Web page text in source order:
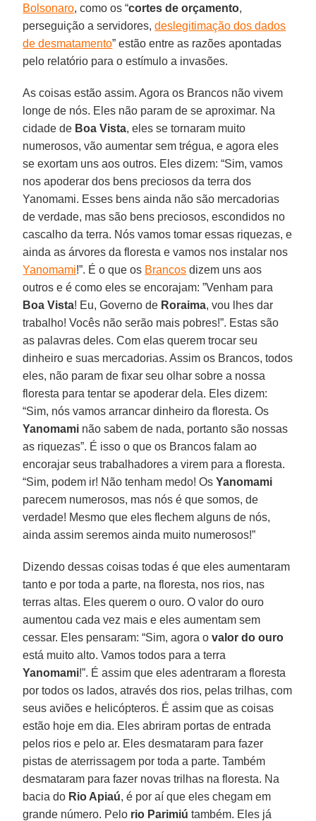
Bolsonaro, como os “cortes de orçamento,
perseguição a servidores,deslegitimação dos dados
de desmatamento” estão entre as razões apontadas
pelo relatório para o estímulo a invasões.
As coisas estão assim. Agora os Brancos não vivem
longe de nós. Eles não param de se aproximar. Na
cidade de Boa Vista, eles se tornaram muito
numerosos, vão aumentar sem trégua, e agora eles
se exortam uns aos outros. Eles dizem: “Sim, vamos
nos apoderar dos bens preciosos da terra dos
Yanomami. Esses bens ainda não são mercadorias
de verdade, mas são bens preciosos, escondidos no
cascalho da terra. Nós vamos tomar essas riquezas, e
ainda as árvores da floresta e vamos nos instalar nos
Yanomami!”. É o que os Brancos dizem uns aos
outros e é como eles se encorajam: ”Venham para
Boa Vista! Eu, Governo de Roraima, vou lhes dar
trabalho! Vocês não serão mais pobres!”. Estas são
as palavras deles. Com elas querem trocar seu
dinheiro e suas mercadorias. Assim os Brancos, todos
eles, não param de fixar seu olhar sobre a nossa
floresta para tentar se apoderar dela. Eles dizem:
“Sim, nós vamos arrancar dinheiro da floresta. Os
Yanomami não sabem de nada, portanto são nossas
as riquezas”. É isso o que os Brancos falam ao
encorajar seus trabalhadores a virem para a floresta.
“Sim, podem ir! Não tenham medo! OsYanomami
parecem numerosos, mas nós é que somos, de
verdade! Mesmo que eles flechem alguns de nós,
ainda assim seremos ainda muito numerosos!”
Dizendo dessas coisas todas é que eles aumentaram
tanto e por toda a parte, na floresta, nos rios, nas
terras altas. Eles querem o ouro. O valor do ouro
aumentou cada vez mais e eles aumentam sem
cessar. Eles pensaram: “Sim, agora ovalor do ouro
está muito alto. Vamos todos para a terra
Yanomami!”. É assim que eles adentraram a floresta
por todos os lados, através dos rios, pelas trilhas, com
seus aviões e helicópteros. É assim que as coisas
estão hoje em dia. Eles abriram portas de entrada
pelos rios e pelo ar. Eles desmataram para fazer
pistas de aterrissagem por toda a parte. Também
desmataram para fazer novas trilhas na floresta. Na
bacia do Rio Apiaú, é por aí que eles chegam em
grande número. Pelo rio Parimiú também. Eles já